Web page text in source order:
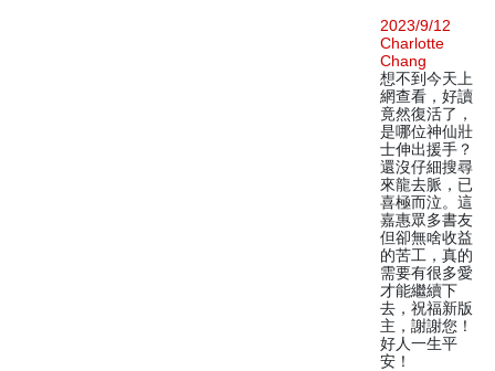
2023/9/12
Charlotte
Chang
想不到今天上
網查看，好讀
竟然復活了，
是哪位神仙壯
士伸出援手？
還沒仔細搜尋
來龍去脈，已
喜極而泣。這
嘉惠眾多書友
但卻無啥收益
的苦工，真的
需要有很多愛
才能繼續下
去，祝福新版
主，謝謝您！
好人一生平
安！